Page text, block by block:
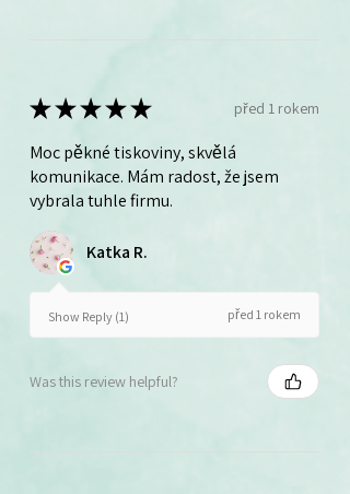
★★★★★ před 1 rokem
Moc pěkné tiskoviny, skvělá
komunikace. Mám radost, že jsem
vybrala tuhle firmu.
Katka R.
Show Reply (1) před 1 rokem
Was this review helpful?